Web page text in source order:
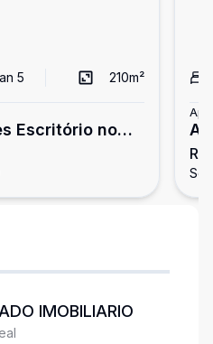
5 210m²
Escritório no
IMOBILIARIO